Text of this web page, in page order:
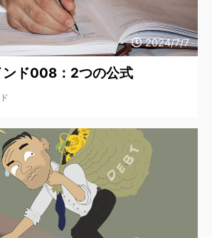
2024/7/7
ンド008：2つの公式